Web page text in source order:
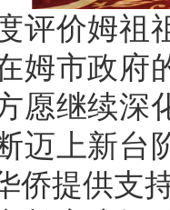
价姆祖祖
姆市政府
愿继续深
迈上新台
侨提供支